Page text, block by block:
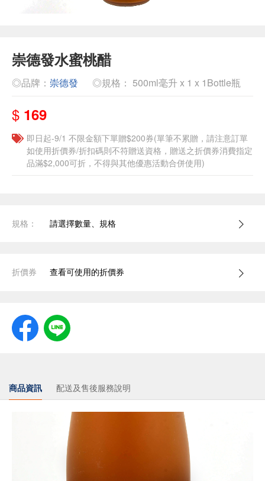
崇德發水蜜桃醋
◎品牌： 崇德發 ◎規格： 500ml毫升 x 1 x 1Bottle瓶
$ 169
即日起-9/1 不限金額下單贈$200券(單筆不累贈，請注意訂單
如使用折價券/折扣碼則不符贈送資格，贈送之折價券消費指定
品滿$2,000可折，不得與其他優惠活動合併使用)
規格： 請選擇數量、規格
折價券 查看可使用的折價券
商品資訊 配送及售後服務說明